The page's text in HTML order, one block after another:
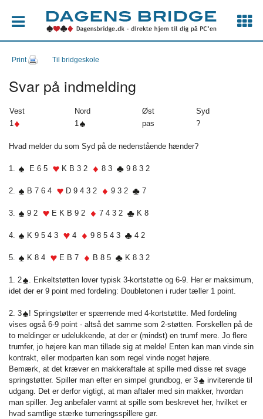
Print Til bridgeskole
Svar på indmelding
Vest Nord Øst
Syd
1
1 pas ?
Hvad melder du som Syd på de nedenstående hænder?
1. E 6 5 K B 3 2 8 3 9 8 3 2
2. B 7 6 4 D 9 4 3 2 9 3 2 7
3. 9 2 E K B 9 2 7 4 3 2 K 8
4. K 9 5 4 3 4 9 8 5 4 3 4 2
5. K 8 4 E B 7 B 8 5 K 8 3 2
1. 2
. Enkeltstøtten lover typisk 3-kortstøtte og 6-9. Her er maksimum,
idet der er 9 point med fordeling: Doubletonen i ruder tæller 1 point.
2. 3
! Springstøtter er spærrende med 4-kortstøttte. Med fordeling
vises også 6-9 point - altså det samme som 2-støtten. Forskellen på de
to meldinger er udelukkende, at der er (mindst) en trumf mere. Jo flere
trumfer, jo højere kan man tillade sig at melde! Enten kan man vinde sin
kontrakt, eller modparten kan som regel vinde noget højere.
Bemærk, at det kræver en makkeraftale at spille med disse ret svage
springstøtter. Spiller man efter en simpel grundbog, er 3
inviterende til
udgang. Det er derfor vigtigt, at man aftaler med sin makker, hvordan
man spiller. Jeg anbefaler varmt at spille som beskrevet her, hvilket er
hvad samtlige stærke turneringsspillere gør.